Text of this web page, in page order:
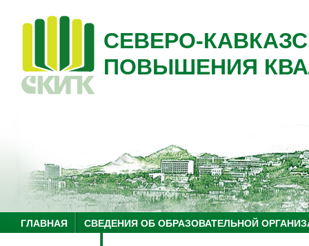
СЕВЕРО-
ПОВЫШЕНИЯ
ГЛАВНАЯ
СВЕДЕНИЯ ОБ ОБРАЗОВАТЕЛЬНОЙ